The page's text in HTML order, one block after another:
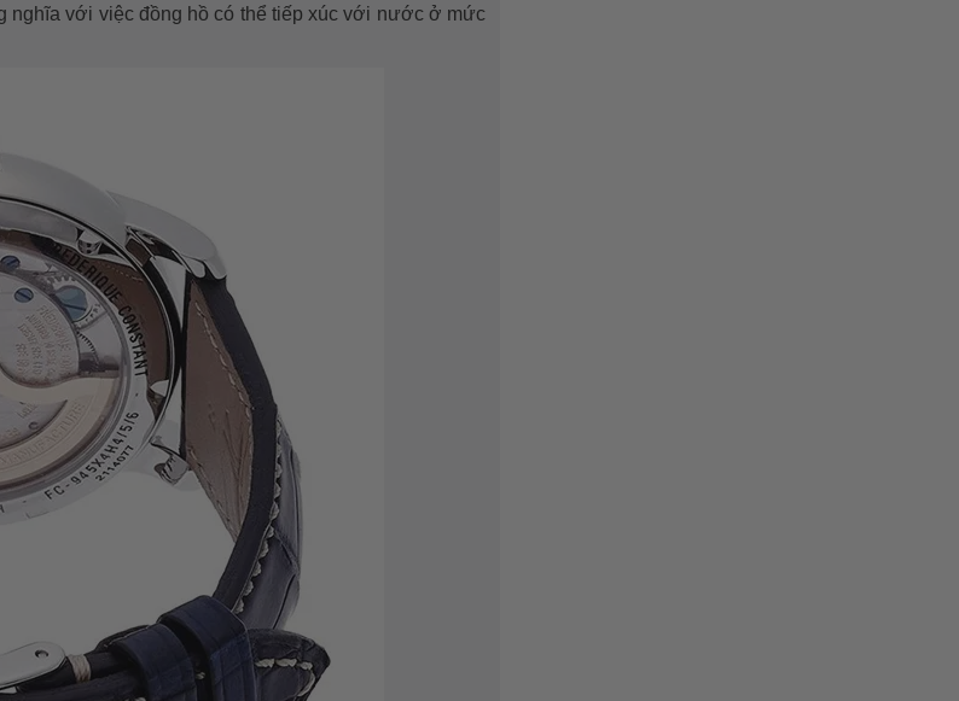
nghĩa với việc đồng hồ có thể tiếp xúc với nước ở mức